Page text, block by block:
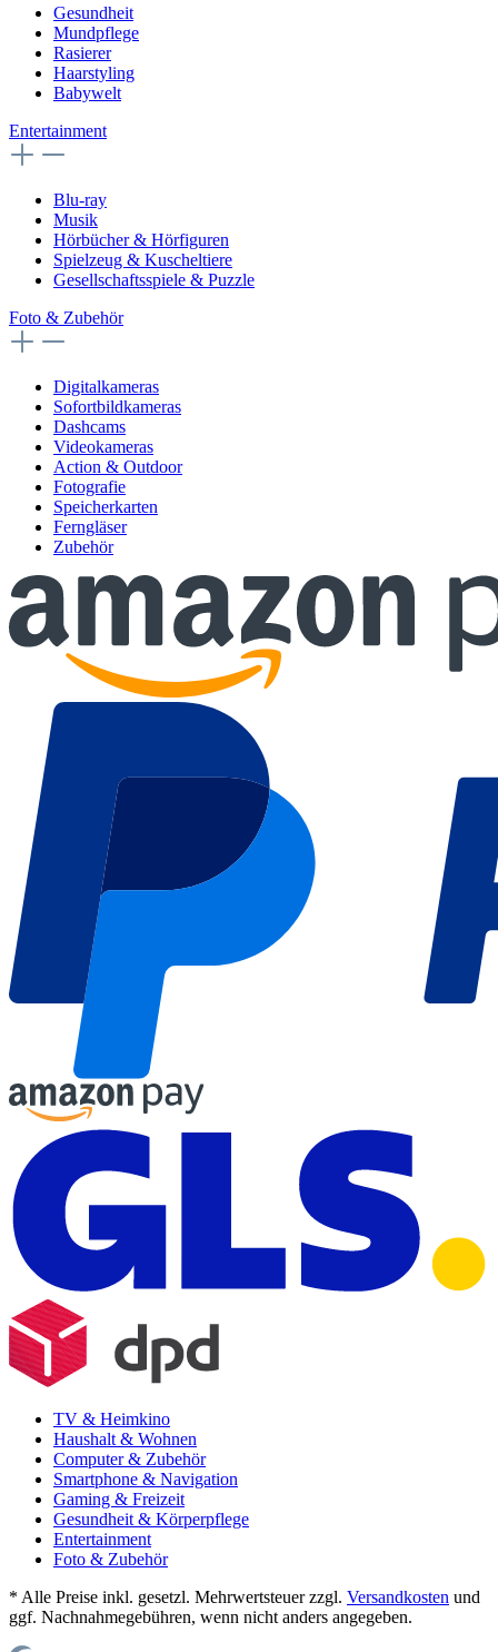
Gesundheit
Mundpflege
Rasierer
Haarstyling
Babywelt
Entertainment
Blu-ray
Musik
Hörbücher & Hörfiguren
Spielzeug & Kuscheltiere
Gesellschaftsspiele & Puzzle
Foto & Zubehör
Digitalkameras
Sofortbildkameras
Dashcams
Videokameras
Action & Outdoor
Fotografie
Speicherkarten
Ferngläser
Zubehör
TV & Heimkino
Haushalt & Wohnen
Computer & Zubehör
Smartphone & Navigation
Gaming & Freizeit
Gesundheit & Körperpflege
Entertainment
Foto & Zubehör
* Alle Preise inkl. gesetzl. Mehrwertsteuer zzgl. Versandkosten und
ggf. Nachnahmegebühren, wenn nicht anders angegeben.